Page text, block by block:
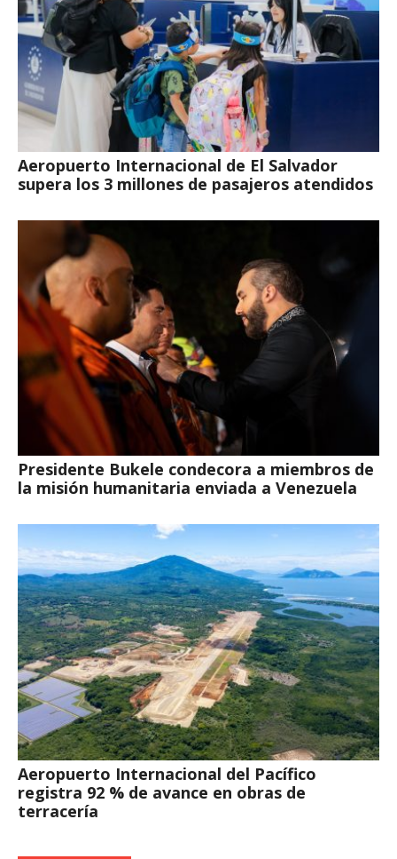
Aeropuerto Internacional de El Salvador
supera los 3 millones de pasajeros atendidos
Presidente Bukele condecora a miembros de
la misión humanitaria enviada a Venezuela
Aeropuerto Internacional del Pacífico
registra 92 % de avance en obras de
terracería